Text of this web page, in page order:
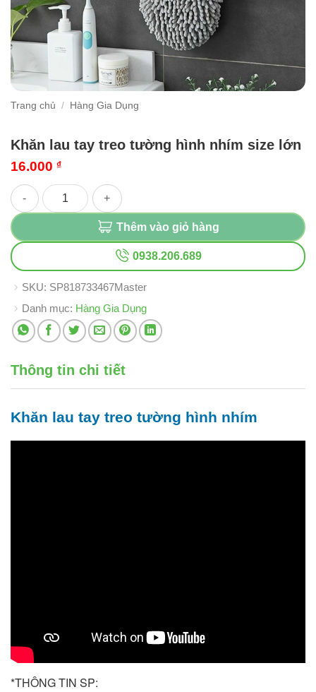
Trang chủ / Hàng Gia Dụng
Khăn lau tay treo tường hình nhím size lớn
16.000 ₫
Khăn lau tay treo tường hình nhím size lớn số lượng
Thêm vào giỏ hàng
0938.206.689
SKU: SP818733467Master
Danh mục: Hàng Gia Dụng
Thông tin chi tiết
Khăn lau tay treo tường hình nhím
*THÔNG TIN SP: